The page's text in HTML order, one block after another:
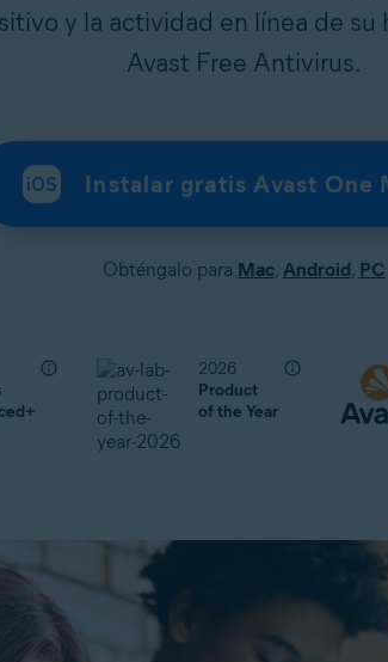
y la actividad en línea de su
Avast Free Antivirus.
Instalar gratis Avast One
Obténgalo para Mac, Android, PC
2026
Product
of the Year